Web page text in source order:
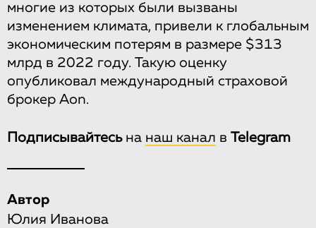
многие из которых были вызваны
изменением климата, привели к глобальным
экономическим потерям в размере $313
млрд в 2022 году. Такую оценку
опубликовал международный страховой
брокер Aon.
Подписывайтесьна наш канал в Telegram
Автор
Юлия Иванова